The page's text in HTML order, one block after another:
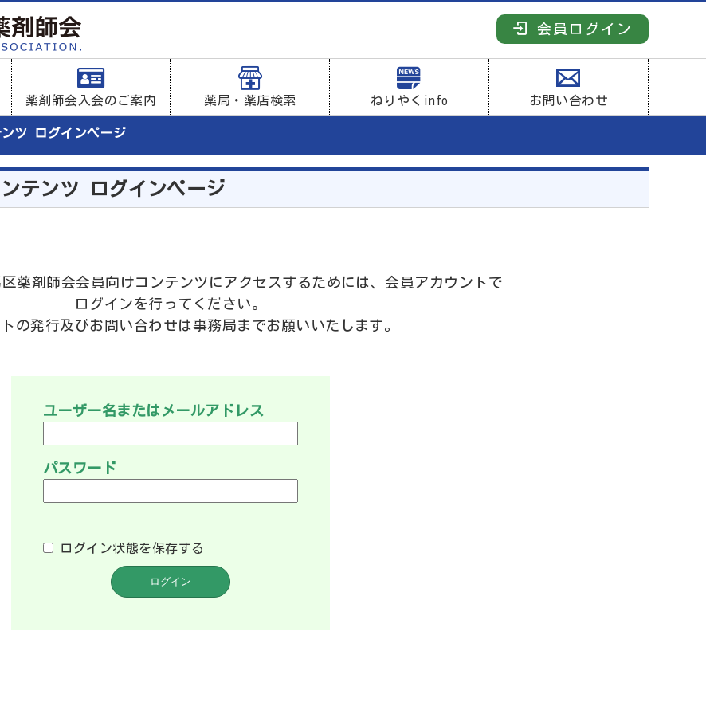
会員ログイン
薬剤師会入会のご案内 薬局・薬店検索 ねりやくinfo お問い合わせ
ンツ ログインページ
ンテンツ ログインページ
区薬剤師会会員向けコンテンツにアクセスするためには、会員アカウントで
ログインを行ってください。
の発行及びお問い合わせは事務局までお願いいたします。
ユーザー名またはメールアドレス
パスワード
ログイン状態を保存する